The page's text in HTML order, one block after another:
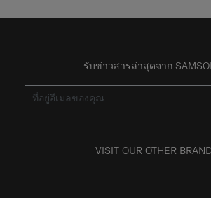
รับข่าวสารล่าสุดจาก
VISIT OUR OTHER